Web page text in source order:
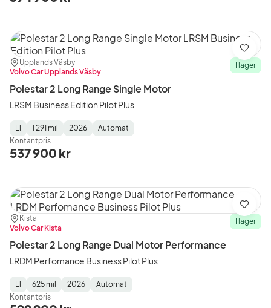
Plats:
Upplands Väsby
Återförsäljare:
Volvo Car Upplands Väsby
I lager
Polestar 2 Long Range Single Motor
LRSM Business Edition Pilot Plus
Fuel
Type:
El
Mätarställning:
1 291 mil
Model
Year:
2026
Gearbox
Type:
Automat
Kontantpris
537 900 kr
Spara
Plats:
Kista
Återförsäljare:
Volvo Car Kista
I lager
Polestar 2 Long Range Dual Motor Performance
LRDM Perfomance Business Pilot Plus
Fuel
Type:
El
Mätarställning:
625 mil
Model
Year:
2026
Gearbox
Type:
Automat
Kontantpris
Spara